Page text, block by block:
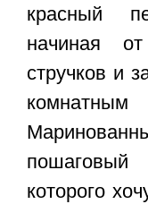
красный
начиная
стручков и
которого